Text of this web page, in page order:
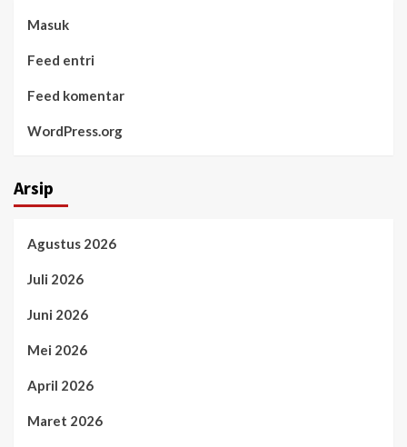
Masuk
Feed entri
Feed komentar
WordPress.org
Arsip
Agustus 2026
Juli 2026
Juni 2026
Mei 2026
April 2026
Maret 2026